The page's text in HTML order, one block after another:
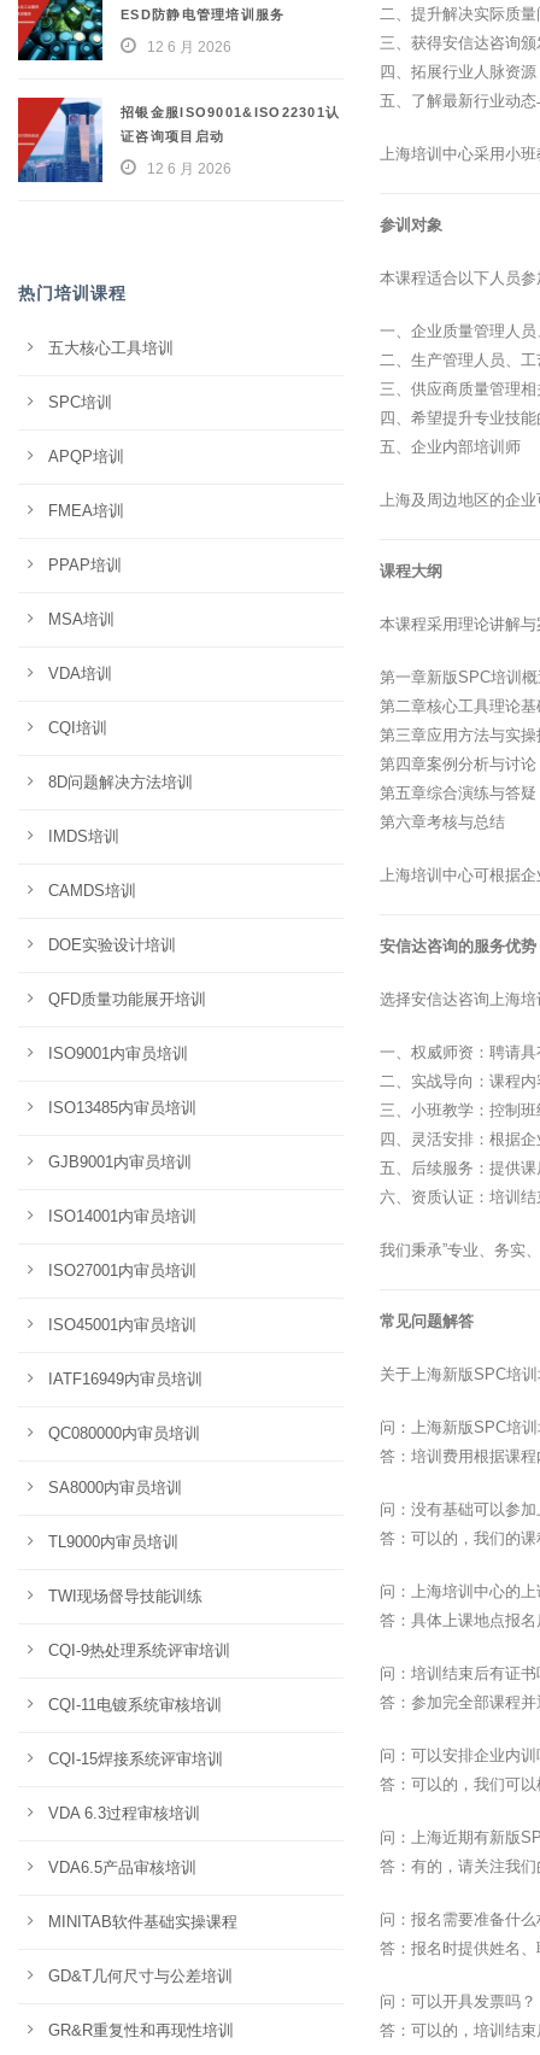
二、提升解决实际质
三、获得安信达咨询
四、拓展行业人脉资
五、了解最新行业动
上海培训中心采用小
参训对象
本课程适合以下人员参
一、企业质量管理人
二、生产管理人员、
三、供应商质量管理
四、希望提升专业技
五、企业内部培训师
上海及周边地区的企
课程大纲
本课程采用理论讲解
第一章新版SPC培训
第二章核心工具理论基
第三章应用方法与实操
第四章案例分析与讨论
第五章综合演练与答疑
第六章考核与总结
上海培训中心可根据
安信达咨询的服务优势
选择安信达咨询上海
一、权威师资：聘请
二、实战导向：课程
三、小班教学：控制
四、灵活安排：根据
五、后续服务：提供
六、资质认证：培训
我们秉承”专业、务实
常见问题解答
关于上海新版SPC培
问：上海新版SPC培
答：培训费用根据课
问：没有基础可以参
答：可以的，我们的
问：上海培训中心的
答：具体上课地点报
问：培训结束后有证书
答：参加完全部课程
问：可以安排企业内训
答：可以的，我们可
问：上海近期有新版
答：有的，请关注我
问：报名需要准备什
答：报名时提供姓名
问：可以开具发票吗？
答：可以的，培训结
ESD防静电管理培训服务
12 6 月 2026
招银金服ISO9001&ISO22301认
证咨询项目启动
12 6 月 2026
热门培训课程
五大核心工具培训
SPC培训
APQP培训
FMEA培训
PPAP培训
MSA培训
VDA培训
CQI培训
8D问题解决方法培训
IMDS培训
CAMDS培训
DOE实验设计培训
QFD质量功能展开培训
ISO9001内审员培训
ISO13485内审员培训
GJB9001内审员培训
ISO14001内审员培训
ISO27001内审员培训
ISO45001内审员培训
IATF16949内审员培训
QC080000内审员培训
SA8000内审员培训
TL9000内审员培训
TWI现场督导技能训练
CQI-9热处理系统评审培训
CQI-11电镀系统审核培训
CQI-15焊接系统评审培训
VDA 6.3过程审核培训
VDA6.5产品审核培训
MINITAB软件基础实操课程
GD&T几何尺寸与公差培训
GR&R重复性和再现性培训